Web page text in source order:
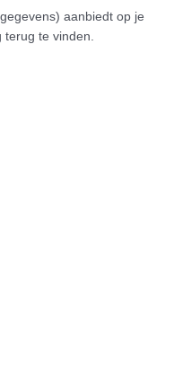
aanbiedt op je
terug te vinden.